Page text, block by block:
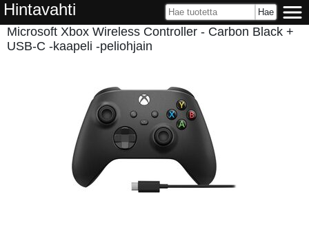
Hintavahti
Microsoft Xbox Wireless Controller - Carbon Black +
USB-C -kaapeli -peliohjain